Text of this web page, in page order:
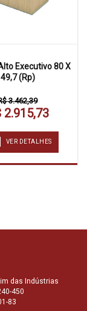
Executivo 80 X
49,7 (Rp)
3.462,39
2.915,73
VER DETALHES
das Indústrias
450
83